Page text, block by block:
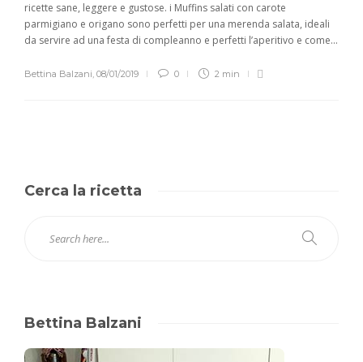
ricette sane, leggere e gustose. i Muffins salati con carote
parmigiano e origano sono perfetti per una merenda salata, ideali
da servire ad una festa di compleanno e perfetti l’aperitivo e come...
Bettina Balzani, 08/01/2019 0 2 min
Cerca la ricetta
Bettina Balzani